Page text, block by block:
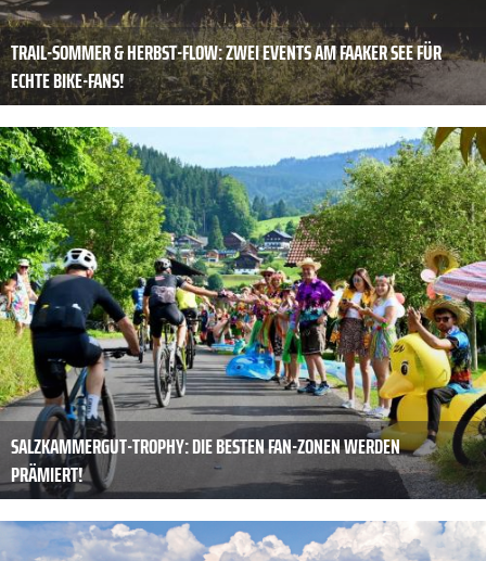
TRAIL-SOMMER & HERBST-FLOW: ZWEI EVENTS AM FAAKER SEE FÜR
ECHTE BIKE-FANS!
SALZKAMMERGUT-TROPHY: DIE BESTEN FAN-ZONEN WERDEN
PRÄMIERT!